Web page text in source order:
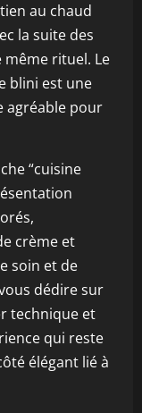
au chaud
la suite des
rituel. Le
blini est une
agréable pour
“cuisine
crème et
soin et de
dédire sur
technique et
qui reste
élégant lié à